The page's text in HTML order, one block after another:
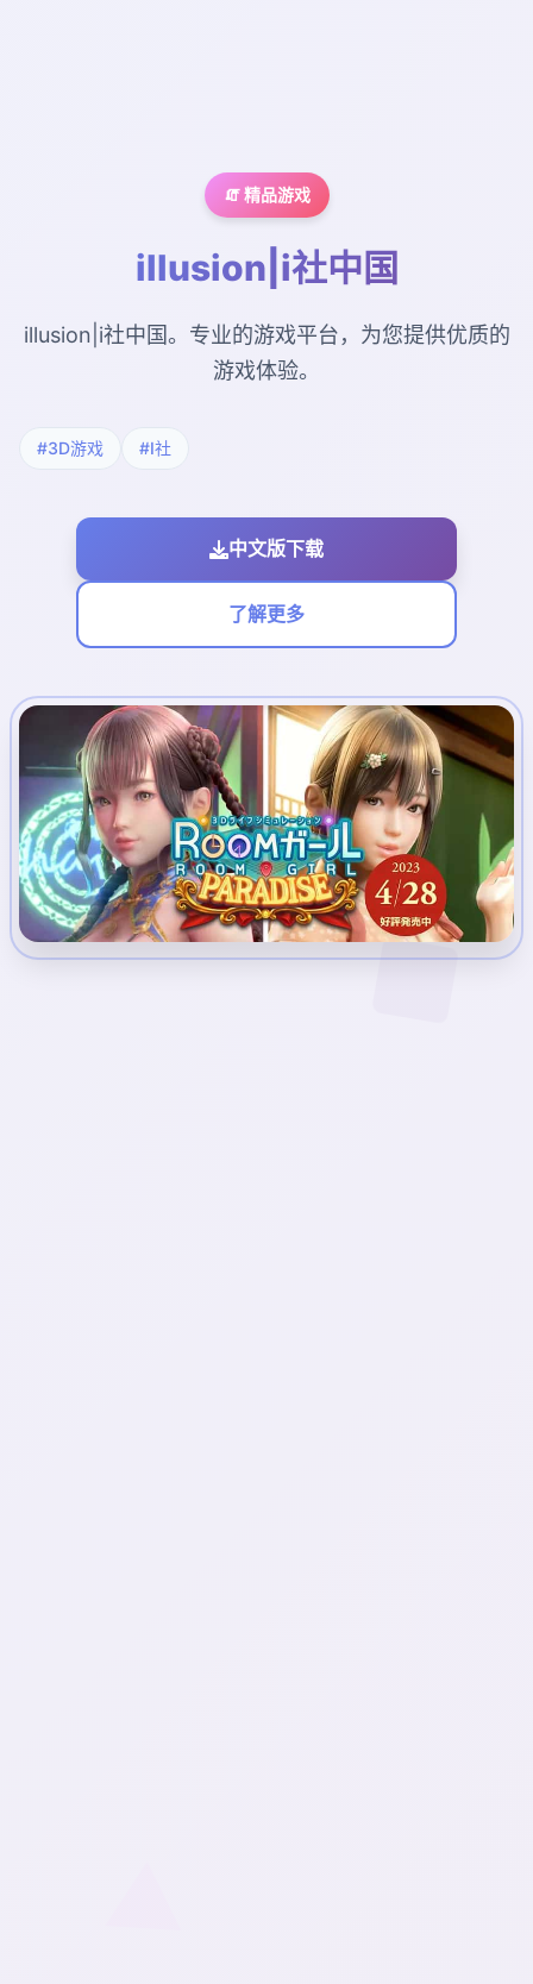
🧯 精品游戏
illusion|i社中国
illusion|i社中国。专业的游戏平台，为您提供优质的
游戏体验。
#3D游戏 #I社
中文版下载
了解更多